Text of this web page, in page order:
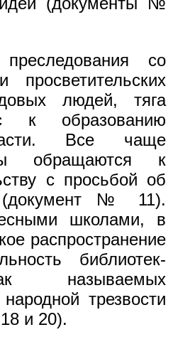
со
просветительских
людей, тяга
к образованию
Все чаще
обращаются к
с просьбой об
(документ № 11).
школами, в
распространение
библиотек-
называемых
трезвости
и 20).